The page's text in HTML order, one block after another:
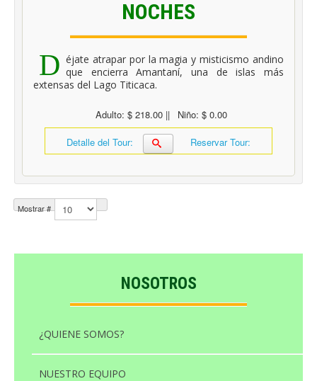
NOCHES
D éjate atrapar por la magia y misticismo andino
que encierra Amantaní, una de islas más
extensas del Lago Titicaca.
Adulto: $ 218.00 || Niño: $ 0.00
Detalle del Tour: Reservar Tour:
Mostrar #
NOSOTROS
¿QUIENE SOMOS?
NUESTRO EQUIPO